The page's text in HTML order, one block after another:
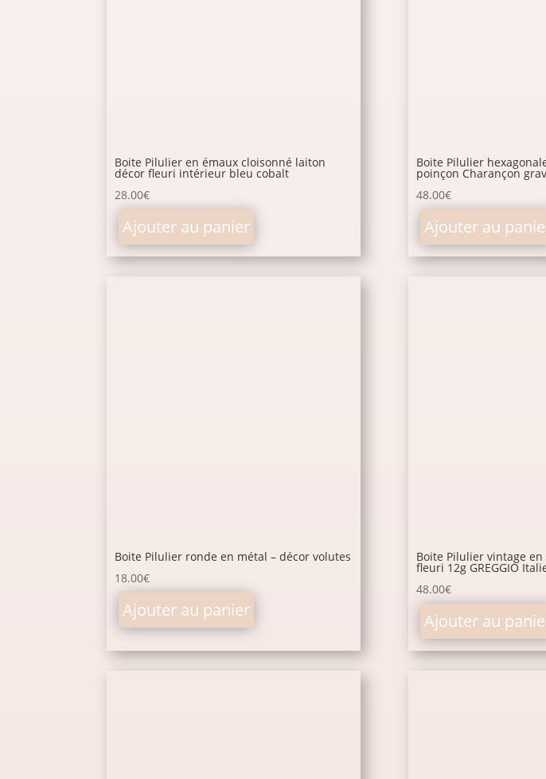
Boite Pilulier en émaux cloisonné laiton
décor fleuri intérieur bleu cobalt
28.00€
Ajouter au panier
Boite Pilulier
poinçon Charançon
48.00€
Ajouter au
Boite Pilulier ronde en métal – décor volutes
18.00€
Ajouter au panier
Boite Pilulier vintage en
fleuri 12g GREGGIO
48.00€
Ajouter au